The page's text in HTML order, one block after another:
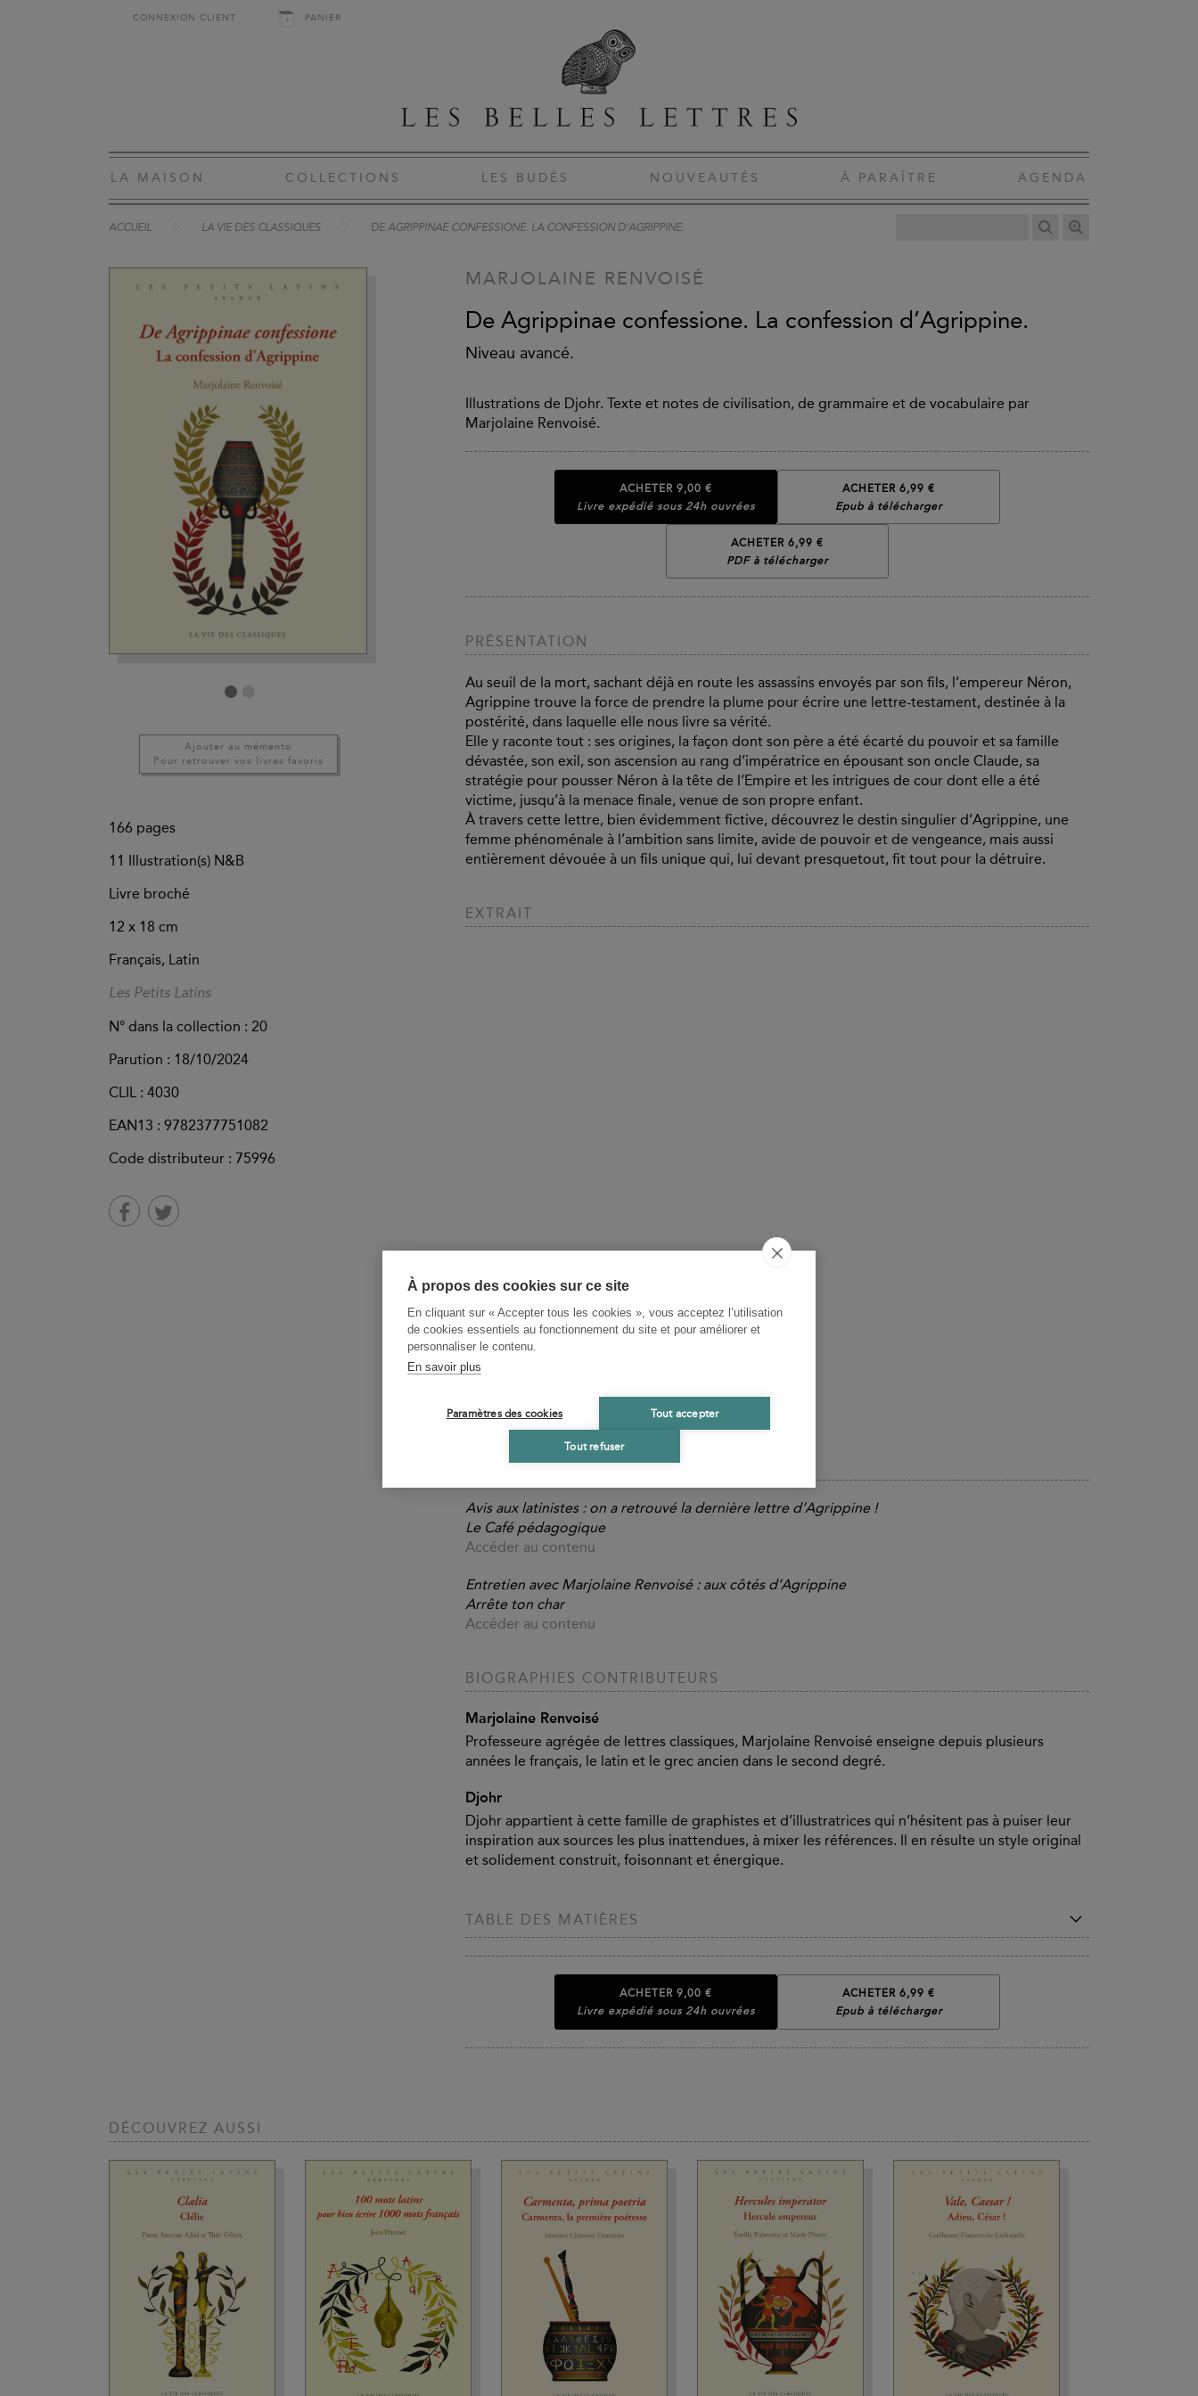
À propos des cookies sur ce site
En cliquant sur « Accepter tous les cookies », vous acceptez l’utilisation
de cookies essentiels au fonctionnement du site et pour améliorer et
personnaliser le contenu.
En savoir plus
Paramètres des cookies Tout accepter
Tout refuser
CONNEXION CLIENT PANIER
LA MAISON COLLECTIONS LES BUDÉS NOUVEAUTÉS À PARAÎTRE AGENDA
ACCUEIL LA VIE DES CLASSIQUES DE AGRIPPINAE CONFESSIONE. LA CONFESSION D’AGRIPPINE.
Ajouter au mémento
Pour retrouver vos livres favoris
166 pages
11 Illustration(s) N&B
Livre broché
12 x 18 cm
Français, Latin
Les Petits Latins
N° dans la collection : 20
Parution : 18/10/2024
CLIL : 4030
EAN13 : 9782377751082
Code distributeur : 75996
MARJOLAINE RENVOISÉ
De Agrippinae confessione. La confession d’Agrippine.
Niveau avancé.
Illustrations de Djohr. Texte et notes de civilisation, de grammaire et de vocabulaire par
Marjolaine Renvoisé.
ACHETER 9,00 €
Livre expédié sous 24h ouvrées
ACHETER 6,99 €
Epub à télécharger
ACHETER 6,99 €
PDF à télécharger
PRÉSENTATION
Au seuil de la mort, sachant déjà en route les assassins envoyés par son fils, l’empereur Néron,
Agrippine trouve la force de prendre la plume pour écrire une lettre-testament, destinée à la
postérité, dans laquelle elle nous livre sa vérité.
Elle y raconte tout : ses origines, la façon dont son père a été écarté du pouvoir et sa famille
dévastée, son exil, son ascension au rang d’impératrice en épousant son oncle Claude, sa
stratégie pour pousser Néron à la tête de l’Empire et les intrigues de cour dont elle a été
victime, jusqu’à la menace finale, venue de son propre enfant.
À travers cette lettre, bien évidemment fictive, découvrez le destin singulier d’Agrippine, une
femme phénoménale à l’ambition sans limite, avide de pouvoir et de vengeance, mais aussi
entièrement dévouée à un fils unique qui, lui devant presquetout, fit tout pour la détruire.
EXTRAIT
MÉDIAS
Avis aux latinistes : on a retrouvé la dernière lettre d’Agrippine !
Le Café pédagogique
Accéder au contenu
Entretien avec Marjolaine Renvoisé : aux côtés d’Agrippine
Arrête ton char
Accéder au contenu
BIOGRAPHIES CONTRIBUTEURS
Marjolaine Renvoisé
Professeure agrégée de lettres classiques, Marjolaine Renvoisé enseigne depuis plusieurs
années le français, le latin et le grec ancien dans le second degré.
Djohr
Djohr appartient à cette famille de graphistes et d’illustratrices qui n’hésitent pas à puiser leur
inspiration aux sources les plus inattendues, à mixer les références. Il en résulte un style original
et solidement construit, foisonnant et énergique.
TABLE DES MATIÈRES
ACHETER 9,00 €
Livre expédié sous 24h ouvrées
ACHETER 6,99 €
Epub à télécharger
DÉCOUVREZ AUSSI